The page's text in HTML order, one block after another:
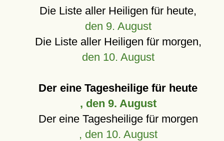
Die Liste aller Heiligen für heute,
den 9. August
Die Liste aller Heiligen für morgen,
den 10. August
Der eine Tagesheilige für heute
, den 9. August
Der eine Tagesheilige für morgen
, den 10. August